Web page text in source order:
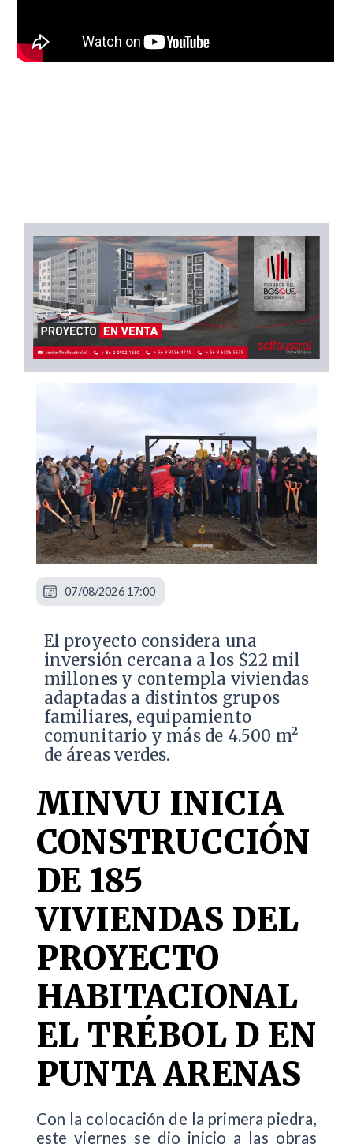
El proyecto considera una
inversión cercana a los $22 mil
millones y contempla viviendas
adaptadas a distintos grupos
familiares, equipamiento
comunitario y más de 4.500 m²
de áreas verdes.
MINVU INICIA
CONSTRUCCIÓN
DE 185
VIVIENDAS DEL
PROYECTO
HABITACIONAL
EL TRÉBOL D EN
PUNTA ARENAS
Con la colocación de la primera piedra,
este viernes se dio inicio a las obras
07/08/2026 17:00